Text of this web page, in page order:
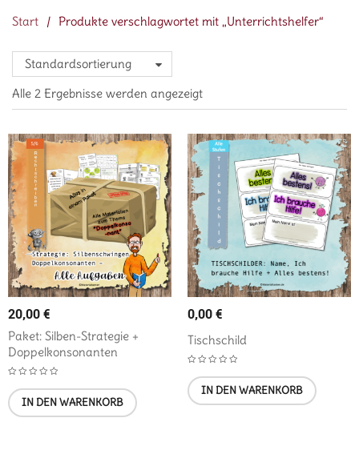
Start / Produkte verschlagwortet mit „Unterrichtshelfer“
Standardsortierung
Alle 2 Ergebnisse werden angezeigt
20,00€
Paket: Silben-Strategie +
Doppelkonsonanten
IN DEN WARENKORB
0,00€
Tischschild
IN DEN WARENKORB